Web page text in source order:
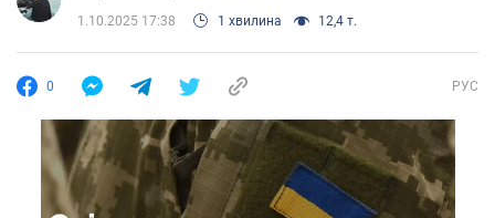
1.10.2025 17:38 1 хвилина 12,4 т.
0 РУС